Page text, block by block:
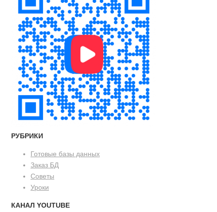
РУБРИКИ
Готовые базы данных
Заказ БД
Советы
Уроки
КАНАЛ YOUTUBE